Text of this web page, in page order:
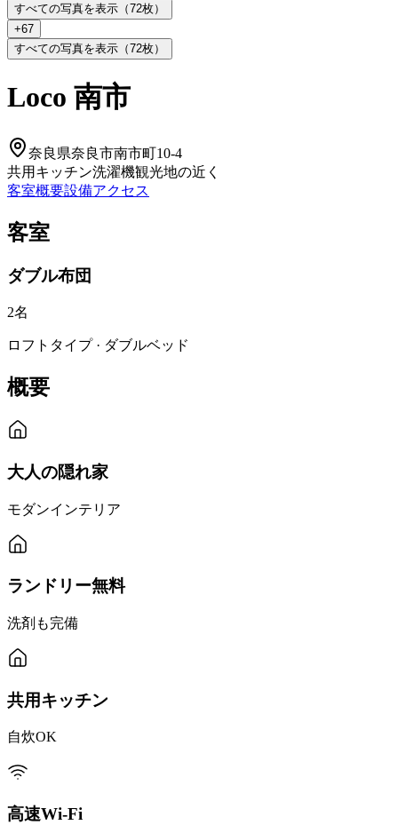
すべての写真を表示（72枚）
+67
すべての写真を表示（72枚）
Loco 南市
奈良県奈良市南市町10-4
共用キッチン洗濯機観光地の近く
客室概要設備アクセス
客室
ダブル布団
2名
ロフトタイプ · ダブルベッド
概要
大人の隠れ家
モダンインテリア
ランドリー無料
洗剤も完備
共用キッチン
自炊OK
高速Wi-Fi